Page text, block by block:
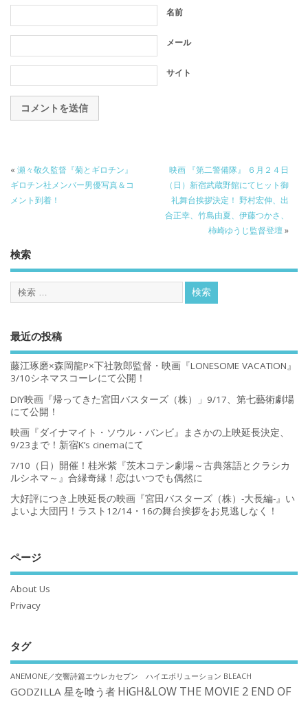
名前
メール
サイト
« 瀬々敬久監督『菊とギロチン』
ギロチン社メンバー男優写真＆コ
メント到着！
映画 『第二警備隊』 ６月２４日
（日）新宿武蔵野館にてヒット御
礼舞台挨拶決定！ 野村宏伸、出
合正幸、竹島由夏、伊藤つかさ、
柿崎ゆうじ監督登壇 »
検索
最近の投稿
藤江琢磨×森岡龍P×下社敦郎監督・映画『LONESOME VACATION』
3/10シネマスコーレにて公開！
DIY映画『帰ってきた宮田バスターズ（株）」9/17、第七藝術劇場
にて公開！
映画『ダイナマイト・ソウル・バンビ』まさかの上映延長決定、
9/23まで！新宿K’s cinemaにて
7/10（日）開催！桂米紫『茨木コテン劇場～古典落語とクラシカ
ルシネマ～』合縁奇縁！恋はいつでも偶然に
大好評につき上映延長の映画『宮田バスターズ（株）-大長編-』い
よいよ大団円！ラスト12/14・16の舞台挨拶をお見逃しなく！
ページ
About Us
Privacy
タグ
ANEMONE／交響詩篇エウレカセブン ハイエボリューション BLEACH
GODZILLA 星を喰う者 HiGH&LOW THE MOVIE 2 END OF